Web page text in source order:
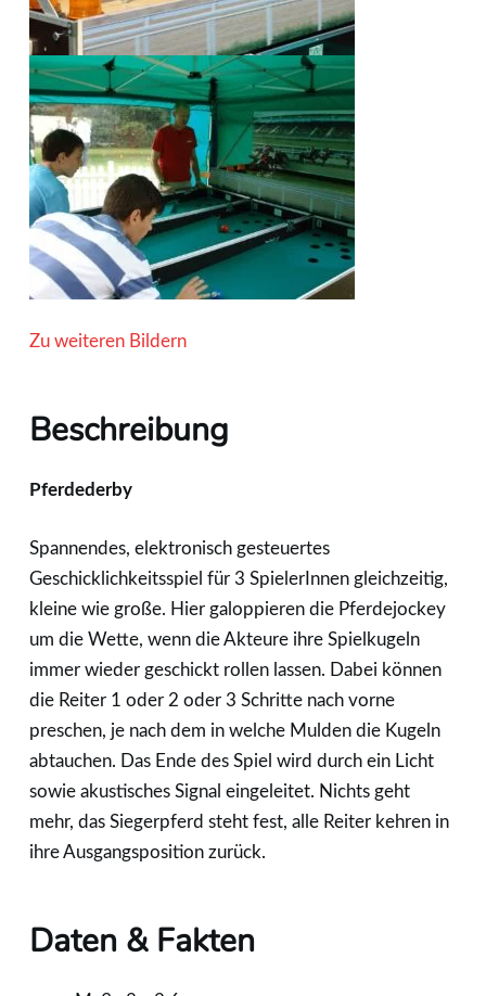
Zu weiteren Bildern
Beschreibung
Pferdederby
Spannendes, elektronisch gesteuertes
Geschicklichkeitsspiel für 3 SpielerInnen gleichzeitig,
kleine wie große. Hier galoppieren die Pferdejockey
um die Wette, wenn die Akteure ihre Spielkugeln
immer wieder geschickt rollen lassen. Dabei können
die Reiter 1 oder 2 oder 3 Schritte nach vorne
preschen, je nach dem in welche Mulden die Kugeln
abtauchen. Das Ende des Spiel wird durch ein Licht
sowie akustisches Signal eingeleitet. Nichts geht
mehr, das Siegerpferd steht fest, alle Reiter kehren in
ihre Ausgangsposition zurück.
Daten & Fakten